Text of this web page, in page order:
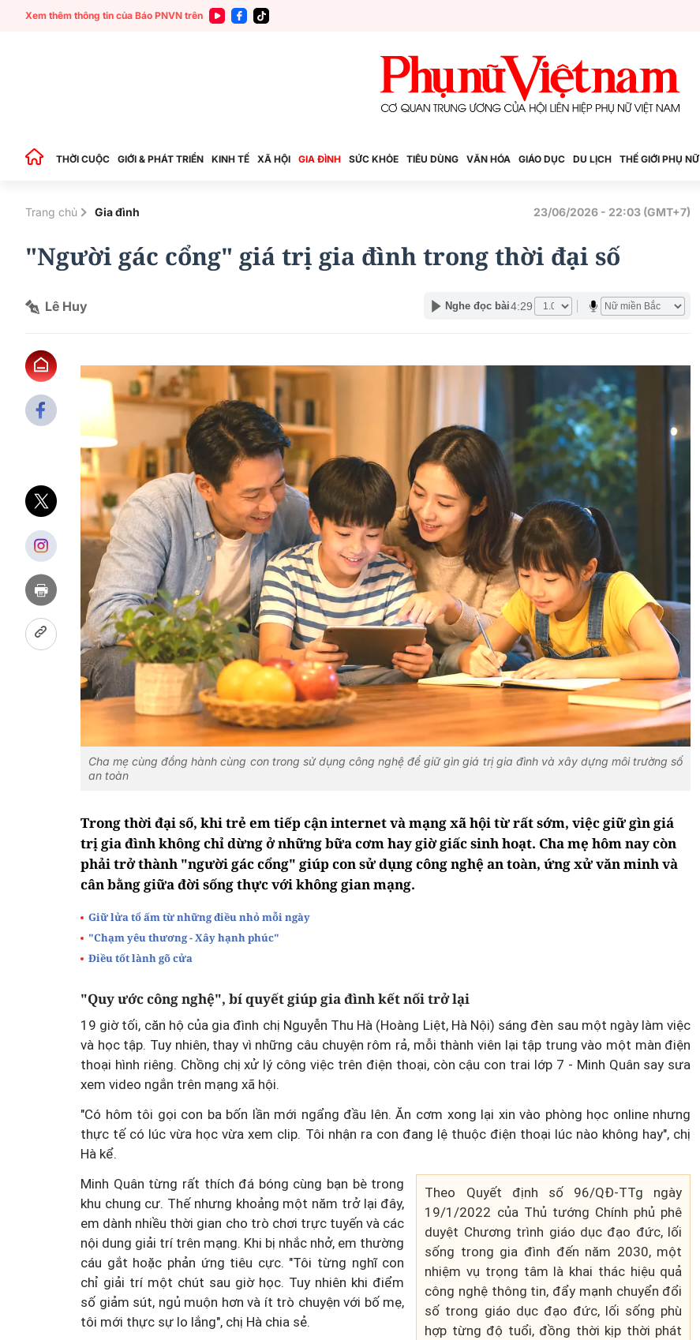
Xem thêm thông tin của Báo PNVN trên
THỜI CUỘC GIỚI & PHÁT TRIỂN KINH TẾ XÃ HỘI GIA ĐÌNH SỨC KHỎE TIÊU DÙNG VĂN HÓA GIÁO DỤC DU LỊCH THẾ GIỚI PHỤ NỮ
Trang chủ Gia đình 23/06/2026 - 22:03 (GMT+7)
"Người gác cổng" giá trị gia đình trong thời đại số
Lê Huy Nghe đọc bài4:29
Cha mẹ cùng đồng hành cùng con trong sử dụng công nghệ để giữ gìn giá trị gia đình và xây dựng môi trường số
an toàn
Trong thời đại số, khi trẻ em tiếp cận internet và mạng xã hội từ rất sớm, việc giữ gìn giá
trị gia đình không chỉ dừng ở những bữa cơm hay giờ giấc sinh hoạt. Cha mẹ hôm nay còn
phải trở thành "người gác cổng" giúp con sử dụng công nghệ an toàn, ứng xử văn minh và
cân bằng giữa đời sống thực với không gian mạng.
Giữ lửa tổ ấm từ những điều nhỏ mỗi ngày
"Chạm yêu thương - Xây hạnh phúc"
Điều tốt lành gõ cửa
"Quy ước công nghệ", bí quyết giúp gia đình kết nối trở lại
19 giờ tối, căn hộ của gia đình chị Nguyễn Thu Hà (Hoàng Liệt, Hà Nội) sáng đèn sau một ngày làm việc
và học tập. Tuy nhiên, thay vì những câu chuyện rôm rả, mỗi thành viên lại tập trung vào một màn điện
thoại hình riêng. Chồng chị xử lý công việc trên điện thoại, còn cậu con trai lớp 7 - Minh Quân say sưa
xem video ngắn trên mạng xã hội.
"Có hôm tôi gọi con ba bốn lần mới ngẩng đầu lên. Ăn cơm xong lại xin vào phòng học online nhưng
thực tế có lúc vừa học vừa xem clip. Tôi nhận ra con đang lệ thuộc điện thoại lúc nào không hay", chị
Hà kể.
Theo Quyết định số 96/QĐ-TTg ngày
19/1/2022 của Thủ tướng Chính phủ phê
duyệt Chương trình giáo dục đạo đức, lối
sống trong gia đình đến năm 2030, một
nhiệm vụ trọng tâm là khai thác hiệu quả
công nghệ thông tin, đẩy mạnh chuyển đổi
số trong giáo dục đạo đức, lối sống phù
hợp từng độ tuổi, đồng thời kịp thời phát
Minh Quân từng rất thích đá bóng cùng bạn bè trong
khu chung cư. Thế nhưng khoảng một năm trở lại đây,
em dành nhiều thời gian cho trò chơi trực tuyến và các
nội dung giải trí trên mạng. Khi bị nhắc nhở, em thường
cáu gắt hoặc phản ứng tiêu cực. "Tôi từng nghĩ con
chỉ giải trí một chút sau giờ học. Tuy nhiên khi điểm
số giảm sút, ngủ muộn hơn và ít trò chuyện với bố mẹ,
tôi mới thực sự lo lắng", chị Hà chia sẻ.